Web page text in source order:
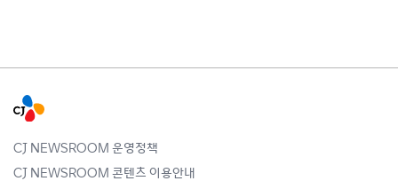
CJ NEWSROOM 운영정책
CJ NEWSROOM 콘텐츠 이용안내